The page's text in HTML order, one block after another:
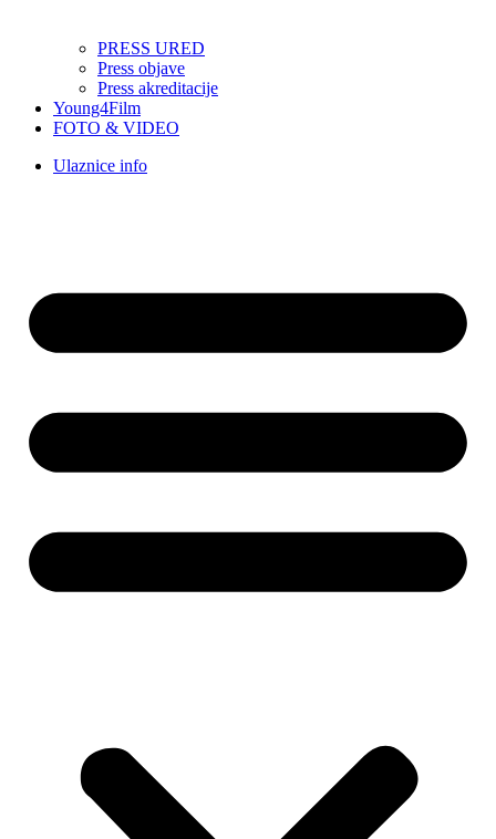
PRESS URED
Press objave
Press akreditacije
Young4Film
FOTO & VIDEO
Ulaznice info